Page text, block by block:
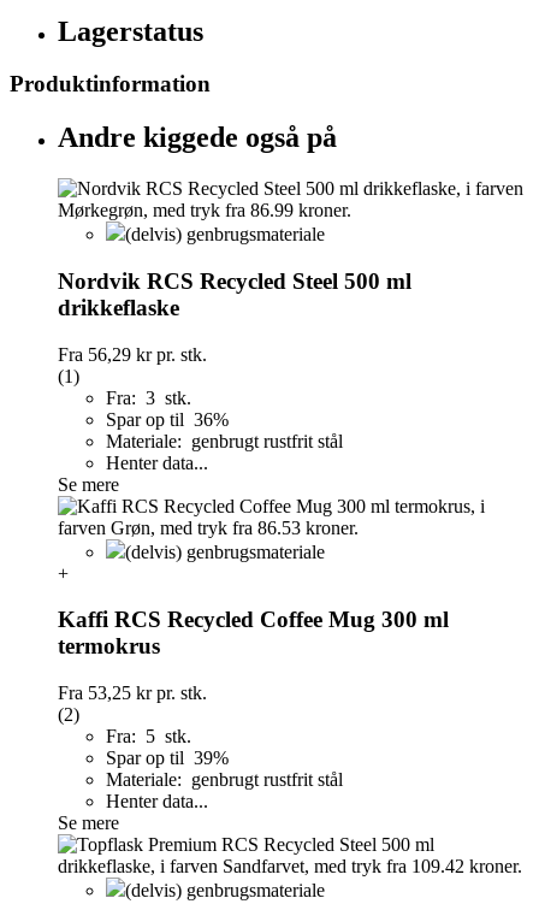
Lagerstatus
Produktinformation
Andre kiggede også på
(delvis) genbrugsmateriale
Nordvik RCS Recycled Steel 500 ml
drikkeflaske
Fra 56,29 krpr. stk.
(1)
Fra: 3 stk.
Spar op til 36%
Materiale: genbrugt rustfrit stål
Henter data...
Se mere
(delvis) genbrugsmateriale
+
Kaffi RCS Recycled Coffee Mug 300 ml
termokrus
Fra 53,25 krpr. stk.
(2)
Fra: 5 stk.
Spar op til 39%
Materiale: genbrugt rustfrit stål
Henter data...
Se mere
(delvis) genbrugsmateriale